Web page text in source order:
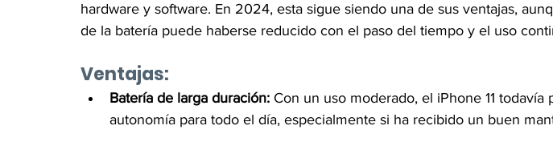
hardware y software. En 2024, esta sigue siendo una de sus ventajas,
de la batería puede haberse reducido con el paso del tiempo y el uso
Ventajas:
Batería de larga duración: Con un uso moderado, el iPhone 11 todavía
autonomía para todo el día, especialmente si ha recibido un buen